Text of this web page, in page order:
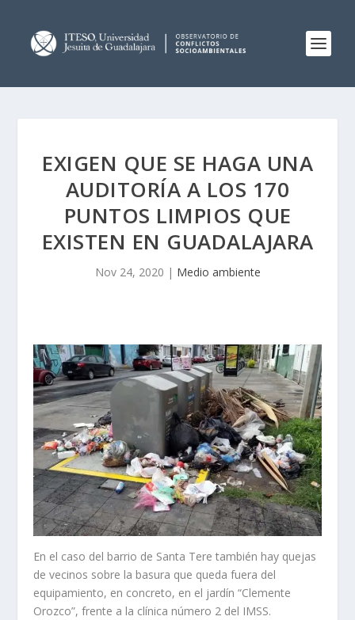
EXIGEN QUE SE HAGA UNA
AUDITORÍA A LOS 170
PUNTOS LIMPIOS QUE
EXISTEN EN GUADALAJARA
Nov 24, 2020 | Medio ambiente
En el caso del barrio de Santa Tere también hay quejas
de vecinos sobre la basura que queda fuera del
equipamiento, en concreto, en el jardín “Clemente
Orozco”, frente a la clínica número 2 del IMSS.